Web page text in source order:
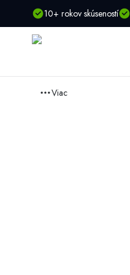
10+ rokov skúseností
Viac